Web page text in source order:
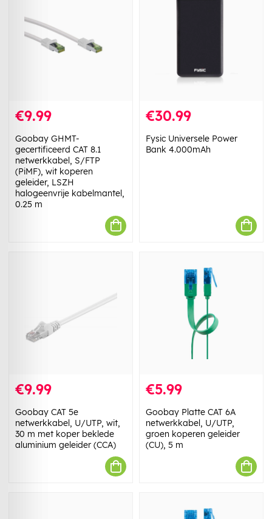
€9.99
Goobay GHMT-
gecertificeerd CAT 8.1
netwerkkabel, S/FTP
(PiMF), wit koperen
geleider, LSZH
halogeenvrije kabelmantel,
0.25 m
€30.99
Fysic Universele Power
Bank 4.000mAh
€9.99
Goobay CAT 5e
netwerkkabel, U/UTP, wit,
30 m met koper beklede
aluminium geleider (CCA)
€5.99
Goobay Platte CAT 6A
netwerkkabel, U/UTP,
groen koperen geleider
(CU), 5 m